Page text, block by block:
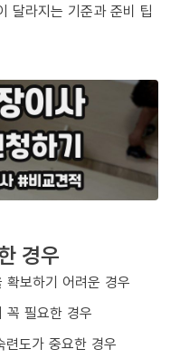
달라지는 기준과 준비 팁
경우
확보하기 어려운 경우
꼭 필요한 경우
련도가 중요한 경우